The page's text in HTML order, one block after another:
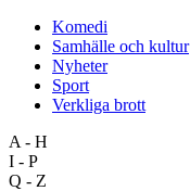
Komedi
Samhälle och kultur
Nyheter
Sport
Verkliga brott
A - H
I - P
Q - Z